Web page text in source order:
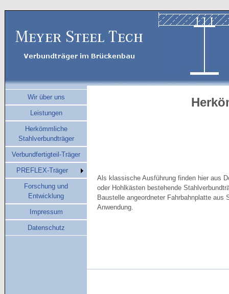
Wir über uns
Leistungen
Herkömmliche
Stahlverbundträger
Verbundfertigteil-Träger
PREFLEX-Träger
Forschung und
Entwicklung
Impressum
Datenschutz
Als klassische Ausführung finden hier aus
oder Hohlkästen bestehende
Baustelle angeordneter Fahrbahnplatte aus
Anwendung.